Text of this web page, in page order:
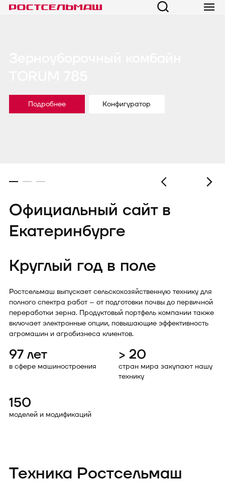
Подробнее Конфигуратор
Официальный сайт в
Екатеринбурге
Круглый год в поле
Ростсельмаш выпускает сельскохозяйственную технику для
полного спектра работ – от подготовки почвы до первичной
переработки зерна. Продуктовый портфель компании также
включает электронные опции, повышающие эффективность
агромашин и агробизнеса клиентов.
97 лет
в сфере машиностроения
> 20
стран мира закупают нашу
технику
150
моделей и модификаций
Техника Ростсельмаш